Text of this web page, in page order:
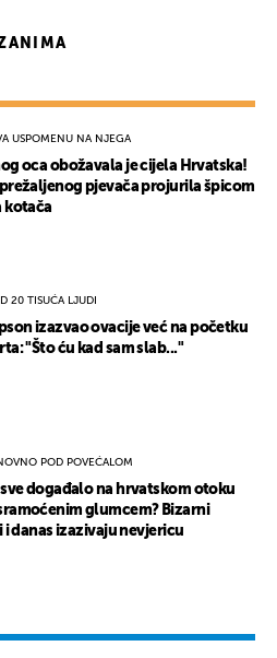
USPOMENU NA NJEGA
oca obožavala je cijela Hrvatska!
pjevača projurila špicom
kotača
20 TISUĆA LJUDI
izazvao ovacije već na početku
"Što ću kad sam slab..."
POD POVEĆALOM
sve događalo na hrvatskom otoku
glumcem? Bizarni
danas izazivaju nevjericu